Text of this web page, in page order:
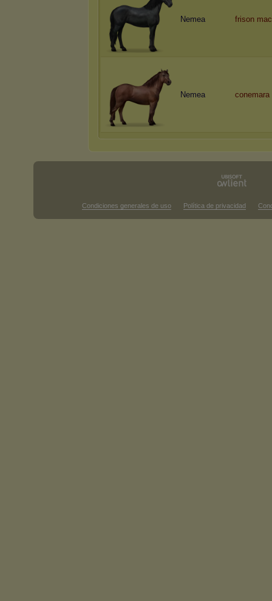
Nemea frison
Nemea conemara
Condiciones generales de uso Política de privacidad